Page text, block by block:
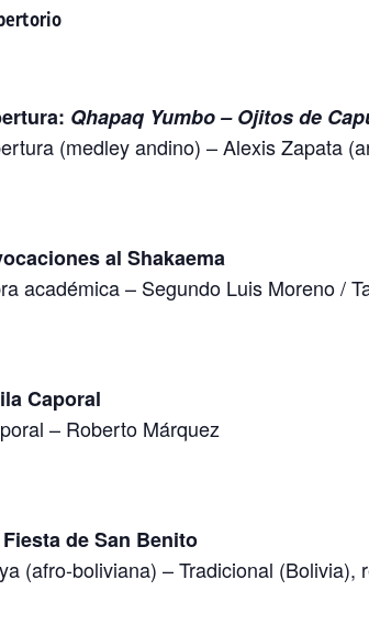
Qhapaq Yumbo – Ojitos de
(medley andino) – Alexis Zapata
al Shakaema
académica – Segundo Luis Moreno /
Caporal
– Roberto Márquez
de San Benito
(afro-boliviana) – Tradicional (Bolivia),